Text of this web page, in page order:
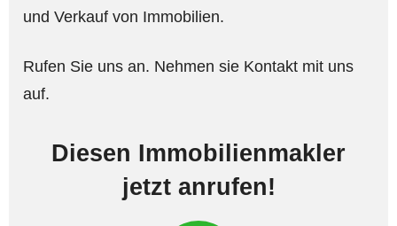
und Verkauf von Immobilien.
Rufen Sie uns an. Nehmen sie Kontakt mit uns
auf.
Diesen Immobilienmakler
jetzt anrufen!